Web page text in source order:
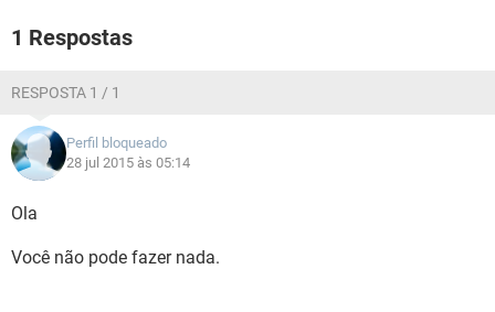
1 Respostas
RESPOSTA 1 / 1
Perfil bloqueado
28 jul 2015 às 05:14
Ola
Você não pode fazer nada.